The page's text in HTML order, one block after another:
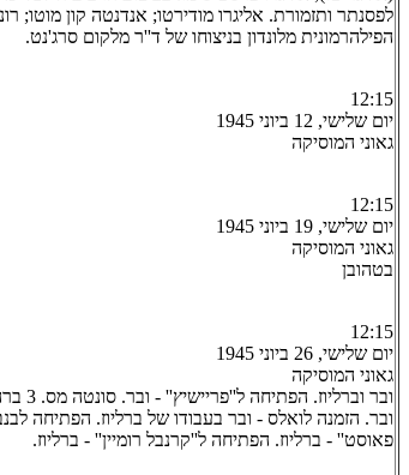
לפסנתר ותזמורת. אליגרו מודירטו; אנדנטה קון מוטו;
הפילהרמונית מלונדון בניצוחו של ד''ר מלקום סרג'נט.
12:15
יום שלישי, 12 ביוני 1945
גאוני המוסיקה
12:15
יום שלישי, 19 ביוני 1945
גאוני המוסיקה
בטהובן
12:15
יום שלישי, 26 ביוני 1945
גאוני המוסיקה
ובר
ובר. הזמנה לואלס - ובר בעבודו של ברליוז. הפתיחה
פאוסט'' - ברליוז. הפתיחה ל''קרנבל רומיין'' - ברליוז.